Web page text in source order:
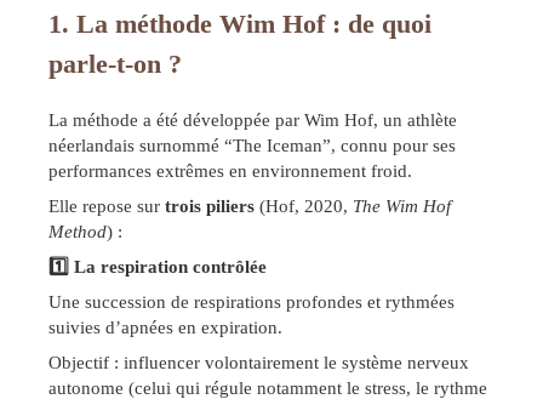
1. La méthode Wim Hof : de quoi
parle-t-on ?
La méthode a été développée par Wim Hof, un athlète
néerlandais surnommé “The Iceman”, connu pour ses
performances extrêmes en environnement froid.
Elle repose sur trois piliers (Hof, 2020, The Wim Hof
Method) :
1️ ⃣ La respiration contrôlée
Une succession de respirations profondes et rythmées
suivies d’apnées en expiration.
Objectif : influencer volontairement le système nerveux
autonome (celui qui régule notamment le stress, le rythme